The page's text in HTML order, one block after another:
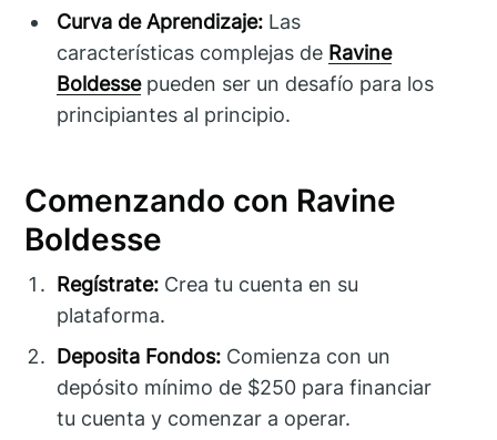
Curva de Aprendizaje: Las
características complejas de Ravine
Boldessepueden ser un desafío para los
principiantes al principio.
Comenzando con Ravine
Boldesse
Regístrate: Crea tu cuenta en su
plataforma.
Deposita Fondos: Comienza con un
depósito mínimo de $250 para financiar
tu cuenta y comenzar a operar.